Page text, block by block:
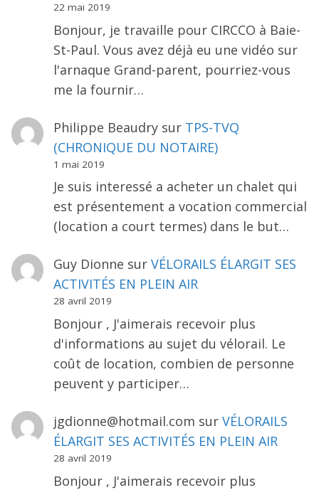
22 mai 2019
Bonjour, je travaille pour CIRCCO à Baie-
St-Paul. Vous avez déjà eu une vidéo sur
l'arnaque Grand-parent, pourriez-vous
me la fournir…
Philippe Beaudrysur TPS-TVQ
(CHRONIQUE DU NOTAIRE)
1 mai 2019
Je suis interessé a acheter un chalet qui
est présentement a vocation commercial
(location a court termes) dans le but…
Guy Dionne sur VÉLORAILS ÉLARGIT SES
ACTIVITÉS EN PLEIN AIR
28 avril 2019
Bonjour , J'aimerais recevoir plus
d'informations au sujet du vélorail. Le
coût de location, combien de personne
peuvent y participer…
jgdionne@hotmail.com sur VÉLORAILS
ÉLARGIT SES ACTIVITÉS EN PLEIN AIR
28 avril 2019
Bonjour , J'aimerais recevoir plus